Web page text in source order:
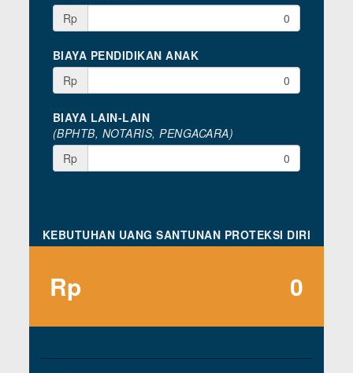
Rp
BIAYA PENDIDIKAN ANAK
Rp
BIAYA LAIN-LAIN
(BPHTB, NOTARIS, PENGACARA)
Rp
KEBUTUHAN UANG SANTUNAN PROTEKSI DIRI
Rp